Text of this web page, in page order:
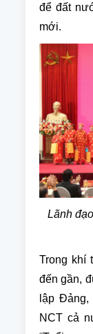
để đất
mới.
Lãnh
Trong khí
đến gần,
lập
NCT cả